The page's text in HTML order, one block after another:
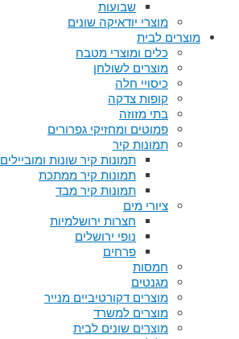
שבועות
מוצרי יודאיקה שונים
מוצרים לבית
כלים ומוצרי מטבח
מוצרים לשולחן
כיסויי חלה
קופות צדקה
בתי מזוזה
פמוטים ומחזיקי גפרורים
תמונות קיר
תמונות קיר שונות ומוביילים
תמונות קיר ממתכת
תמונות קיר מבד
ציורי מים
חצרות ירושלמיות
נופי ירושלים
פרחים
חמסות
מגנטים
מוצרים דקורטיביים מנייר
מוצרים למשרד
מוצרים שונים לבית